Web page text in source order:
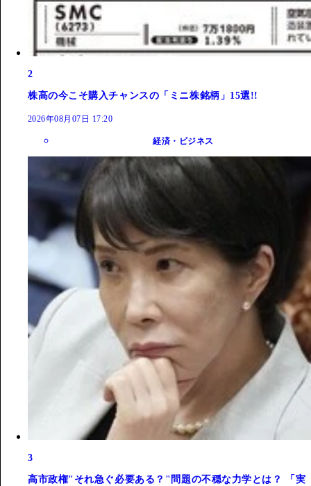
2
株高の今こそ購入チャンスの「ミニ株銘柄」15選!!
2026年08月07日 17:20
経済・ビジネス
3
高市政権"それ急ぐ必要ある？"問題の不穏な力学とは？ 「実